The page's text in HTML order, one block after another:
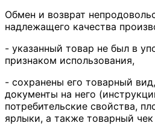
Обмен и возврат
надлежащего качества
- указанный товар не был в
признаком использования,
- сохранены его товарный
документы на него
потребительские свойства,
ярлыки, а также товарный